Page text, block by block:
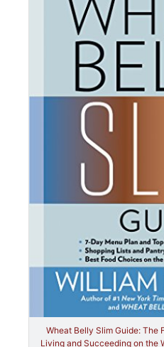
Wheat Belly Slim Guide: The
Living and Succeeding on the